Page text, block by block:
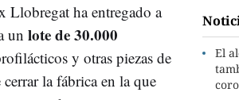
El
Llobregat ha entregado a
un lote de 30.000
y otras piezas de
la fábrica en la que